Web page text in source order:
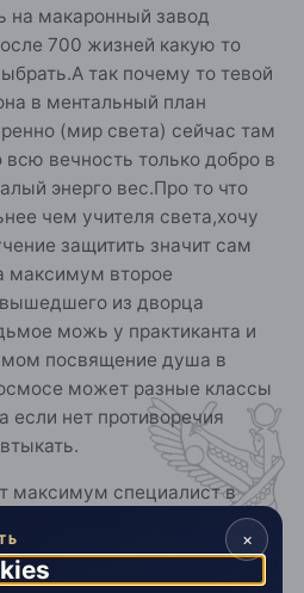
на макаронный завод
700 жизней какую то
так почему то тевой
в ментальный план
(мир света) сейчас там
вечность только добро в
энерго вес.Про то что
чем учителя света,хочу
защитить значит сам
максимум второе
из дворца
можь у практиканта и
посвящение душа в
может разные классы
если нет противоречия
максимум специалист в
которых и тьма
×